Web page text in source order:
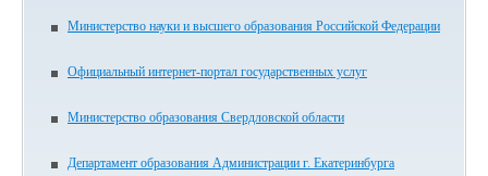
Министерство науки и высшего образования Российской Федерации
Официальный интернет-портал государственных услуг
Министерство образования Свердловской области
Департамент образования Администрации г. Екатеринбурга